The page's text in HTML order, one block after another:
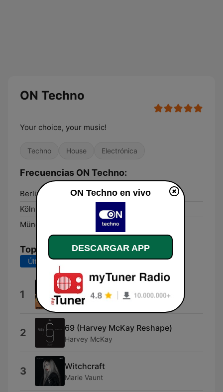
ON Techno
Your choice, your music!
Techno House Electrónica
Frecuencias ON Techno:
Berlin:
Köln:
München:
Top Canciones
Últimos 7 días Últimos 30 días
1 Evaluate
Axel Karakasis
2 69 (Harvey McKay Reshape)
Harvey McKay
3 Witchcraft
Marie Vaunt
ON Techno en vivo
DESCARGAR APP